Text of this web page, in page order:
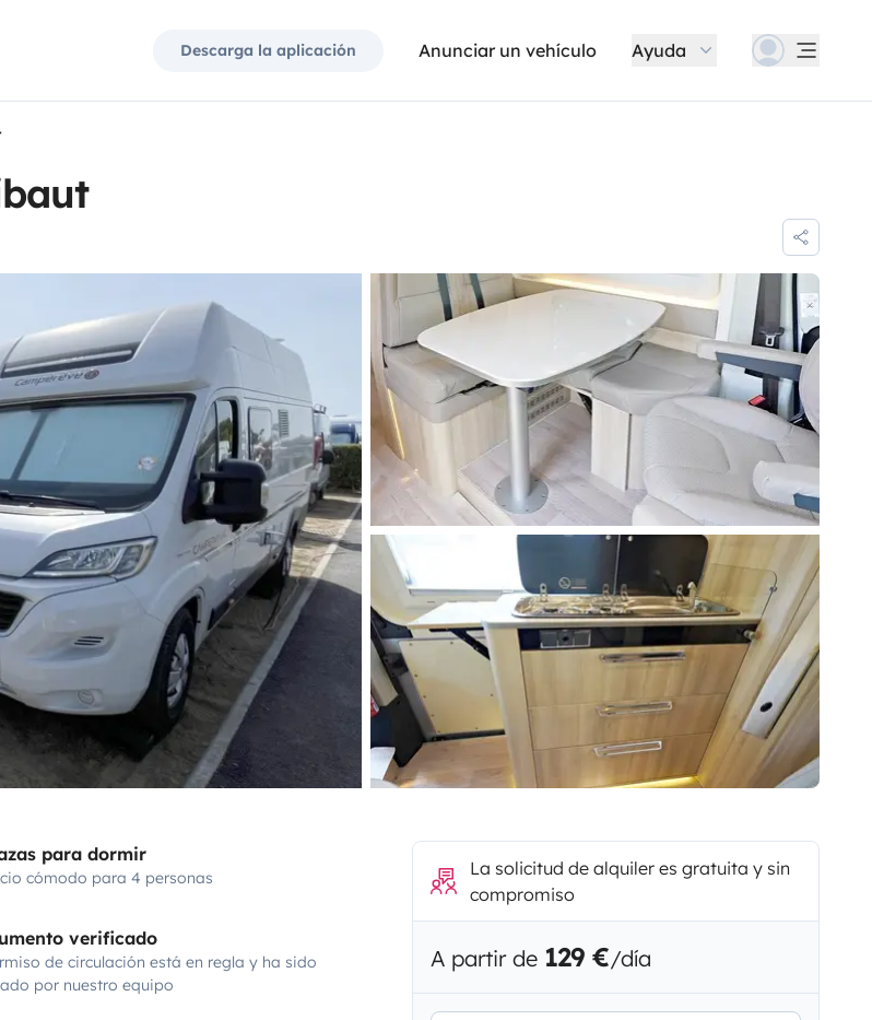
Descarga la aplicación Anunciar un vehículo Ayuda
para dormir
cómodo para 4 personas
verificado
de circulación está en regla y ha sido
por nuestro equipo
La solicitud de alquiler es gratuita y sin
compromiso
A partir de 129 €/día